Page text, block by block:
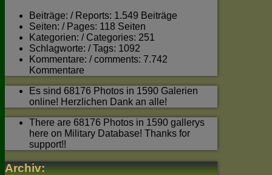
Beiträge: / Reports: 1.549 Beiträge
Seiten: / Pages: 118 Seiten
Kategorien: / Categories: 251
Schlagworte: / Tags: 1092
Kommentare: / comments: 7.742
Kommentare
Es sind 68176 Photos in 1590 Galerien
online! Herzlichen Dank an alle!
There are 68176 Photos in 1590 gallerys
here on Military Database! Thanks for
support!!
Archiv: